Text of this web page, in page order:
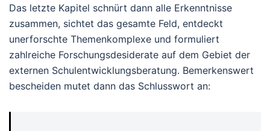
Das letzte Kapitel schnürt dann alle Erkenntnisse
zusammen, sichtet das gesamte Feld, entdeckt
unerforschte Themenkomplexe und formuliert
zahlreiche Forschungsdesiderate auf dem Gebiet der
externen Schulentwicklungsberatung. Bemerkenswert
bescheiden mutet dann das Schlusswort an: